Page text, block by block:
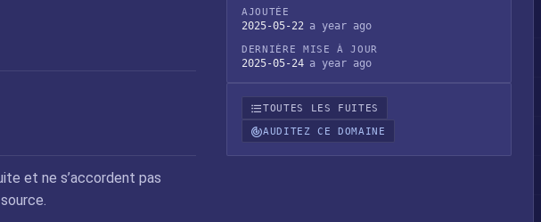
et ne s’accordent pas
AJOUTÉE
2025-05-22 a year ago
DERNIÈRE MISE À JOUR
2025-05-24 a year ago
TOUTES LES FUITES
AUDITEZ CE DOMAINE